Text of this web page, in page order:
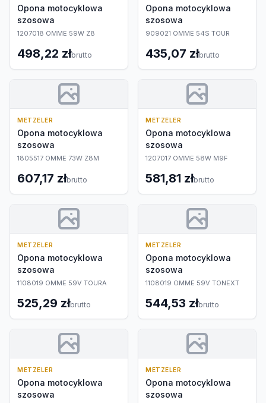
Opona motocyklowa
szosowa
1207018 OMME 59W Z8
498,22 złbrutto
Opona motocyklowa
szosowa
909021 OMME 54S TOUR
435,07 złbrutto
METZELER
Opona motocyklowa
szosowa
1805517 OMME 73W Z8M
607,17 złbrutto
METZELER
Opona motocyklowa
szosowa
1207017 OMME 58W M9F
581,81 złbrutto
METZELER
Opona motocyklowa
szosowa
1108019 OMME 59V TOURA
525,29 złbrutto
METZELER
Opona motocyklowa
szosowa
1108019 OMME 59V TONEXT
544,53 złbrutto
METZELER
Opona motocyklowa
szosowa
METZELER
Opona motocyklowa
szosowa